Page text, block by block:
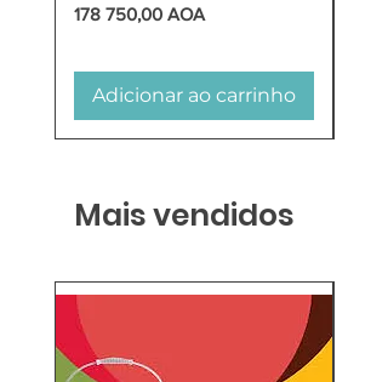
Preço
178 750,00 AOA
Adicionar ao carrinho
Mais vendidos